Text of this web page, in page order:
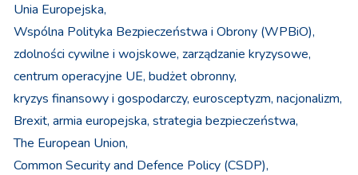
Unia Europejska,
Wspólna Polityka Bezpieczeństwa i Obrony (WPBiO),
zdolności cywilne i wojskowe, zarządzanie kryzysowe,
centrum operacyjne UE, budżet obronny,
kryzys finansowy i gospodarczy, eurosceptyzm, nacjonalizm,
Brexit, armia europejska, strategia bezpieczeństwa,
The European Union,
Common Security and Defence Policy (CSDP),